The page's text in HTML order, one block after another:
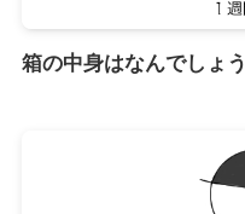
箱の中身はなんでしょう